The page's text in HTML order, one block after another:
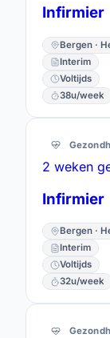
Infirmier
Interim
Voltijds
38u/week
2 weken
Infirmier
Interim
Voltijds
32u/week